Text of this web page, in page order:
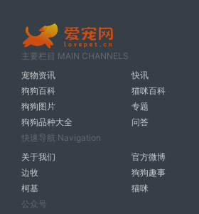
主要栏目 MAIN CHANNELS
宠物资讯
快讯
狗狗百科
猫咪百科
狗狗图片
专题
狗狗品种大全
问答
快速导航 Navigation
关于我们
官方微博
边牧
狗狗趣事
柯基
猫咪
公众号